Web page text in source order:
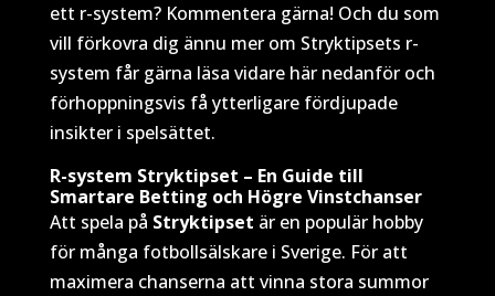
ett r-system? Kommentera gärna! Och du som
vill förkovra dig ännu mer om Stryktipsets r-
system får gärna läsa vidare här nedanför och
förhoppningsvis få ytterligare fördjupade
insikter i spelsättet.
R-system Stryktipset – En Guide till
Smartare Betting och Högre Vinstchanser
Att spela på Stryktipset är en populär hobby
för många fotbollsälskare i Sverige. För att
maximera chanserna att vinna stora summor